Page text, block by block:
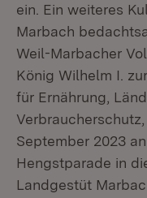
ein. Ein weiteres
Marbach
Weil-Marbacher
König Wilhelm I.
für Ernährung,
September 2023
Hengstparade in
Landgestüt